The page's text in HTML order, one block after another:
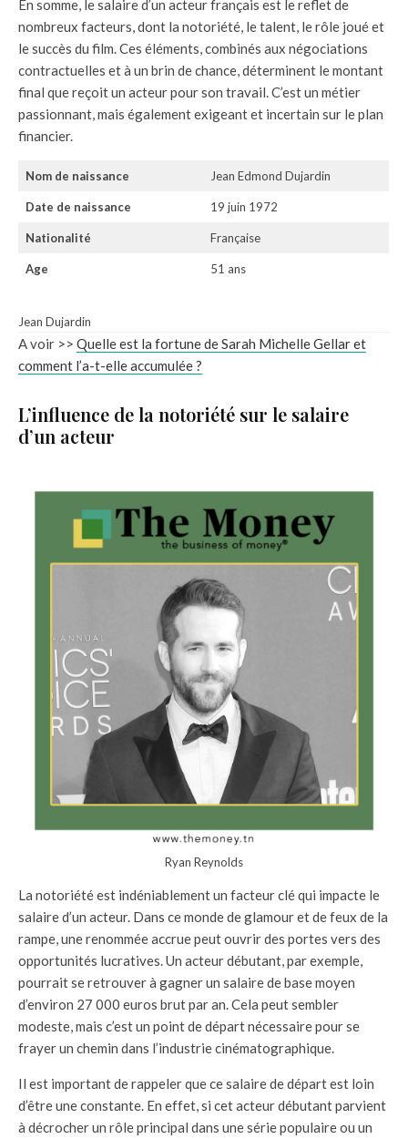
En somme, le salaire d’un acteur français est le reflet de
nombreux facteurs, dont la notoriété, le talent, le rôle joué et
le succès du film. Ces éléments, combinés aux négociations
contractuelles et à un brin de chance, déterminent le montant
final que reçoit un acteur pour son travail. C’est un métier
passionnant, mais également exigeant et incertain sur le plan
financier.
Nom de naissance Jean Edmond Dujardin
Date de naissance 19 juin 1972
Nationalité Française
Age 51 ans
Jean Dujardin
A voir >> Quelle est la fortune de Sarah Michelle Gellar et
comment l’a-t-elle accumulée ?
L’influence de la notoriété sur le salaire
d’un acteur
Ryan Reynolds
La notoriété est indéniablement un facteur clé qui impacte le
salaire d’un acteur. Dans ce monde de glamour et de feux de la
rampe, une renommée accrue peut ouvrir des portes vers des
opportunités lucratives. Un acteur débutant, par exemple,
pourrait se retrouver à gagner un salaire de base moyen
d’environ 27 000 euros brut par an. Cela peut sembler
modeste, mais c’est un point de départ nécessaire pour se
frayer un chemin dans l’industrie cinématographique.
Il est important de rappeler que ce salaire de départ est loin
d’être une constante. En effet, si cet acteur débutant parvient
à décrocher un rôle principal dans une série populaire ou un